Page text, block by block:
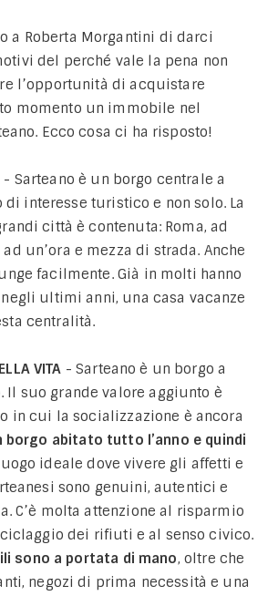
a Roberta Morgantini di darci
del perché vale la pena non
l’opportunità di acquistare
momento un immobile nel
Ecco cosa ci ha risposto!
- Sarteano è un borgo centrale a
interesse turistico e non solo. La
città è contenuta: Roma, ad
un’ora e mezza di strada. Anche
facilmente. Già in molti hanno
ultimi anni, una casa vacanze
centralità.
VITA - Sarteano è un borgo a
Il suo grande valore aggiunto è
in cui la socializzazione è ancora
borgo abitato tutto l’anno e quindi
ideale dove vivere gli affetti e
sono genuini, autentici e
C’è molta attenzione al risparmio
dei rifiuti e al senso civico.
sono a portata di mano, oltre che
negozi di prima necessità e una